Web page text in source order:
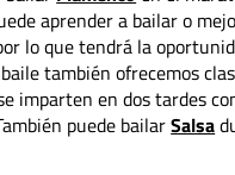
aprender a bailar o
lo que tendrá la
también ofrecemos
imparten en dos tardes
puede bailarSalsa